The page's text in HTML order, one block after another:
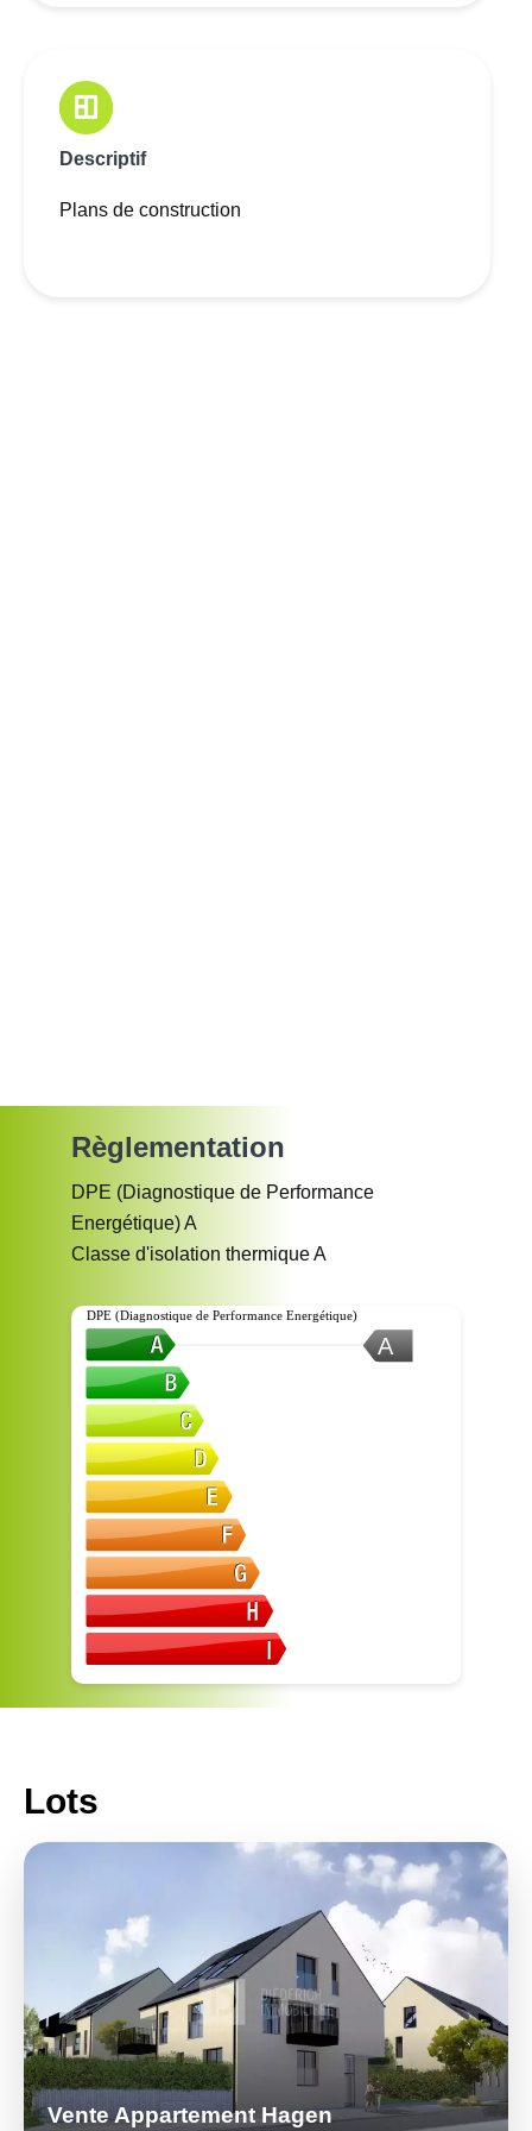
Descriptif
Plans de construction
Règlementation
DPE (Diagnostique de Performance
Energétique)A
Classe d'isolation thermiqueA
A
DPE (Diagnostique de Performance Energétique)
Lots
Vente Appartement Hagen